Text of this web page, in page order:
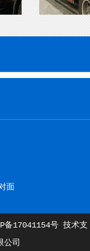
面
备17041154号 技术支
公司